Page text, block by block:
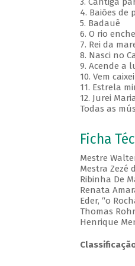
4. Baiões de
5. Badauê
6. O rio
7. Rei da
8. Nasci no
9. Acende a
10. Vem
11. Estrela
12. Jurei
Todas as
Ficha
Mestre
Mestra Zezé
Ribinha De
Renata
Eder, “o
Thomas
Henrique